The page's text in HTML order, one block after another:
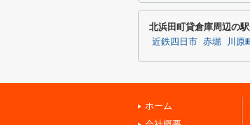
北浜田町貸倉庫周辺の
近鉄四日市 赤堀 川原町
ホーム